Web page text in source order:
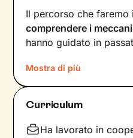
Il percorso che faremo
comprendere i
hanno guidato in
alla base di ciò che
Imparerai a
Mostra di più
Curriculum
Ha lavorato in